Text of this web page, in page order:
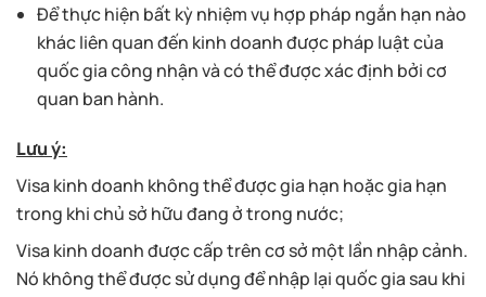
Để thực hiện bất kỳ nhiệm vụ hợp pháp ngắn hạn nào
khác liên quan đến kinh doanh được pháp luật của
quốc gia công nhận và có thể được xác định bởi cơ
quan ban hành.
Lưu ý:
Visa kinh doanh không thể được gia hạn hoặc gia hạn
trong khi chủ sở hữu đang ở trong nước;
Visa kinh doanh được cấp trên cơ sở một lần nhập cảnh.
Nó không thể được sử dụng để nhập lại quốc gia sau khi